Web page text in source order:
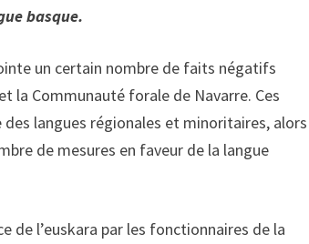
basque.
un certain nombre de faits négatifs
la Communauté forale de Navarre. Ces
langues régionales et minoritaires, alors
de mesures en faveur de la langue
de l’euskara par les fonctionnaires de la